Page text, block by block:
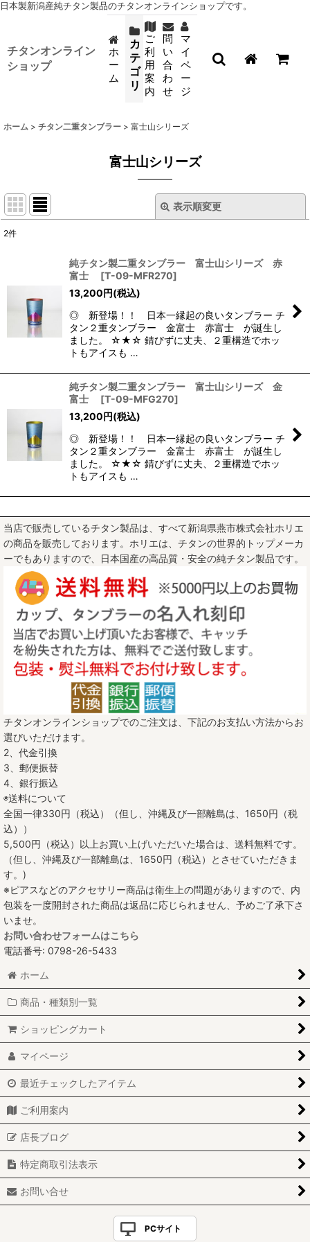
日本製新潟産純チタン製品のチタンオンラインショップです。
チタンオンライン
ショップ
ホ
ー
ム
カ
テ
ゴ
リ
ご
利
用
案
内
問
い
合
わ
せ
マ
イ
ペ
ー
ジ
ホーム > チタン二重タンブラー > 富士山シリーズ
富士山シリーズ
表示順変更
絞り込む
2件
純チタン製二重タンブラー 富士山シリーズ 赤
富士
[T-09-MFR270]
13,200円(税込)
◎ 新登場！！ 日本一縁起の良いタンブラー チ
タン２重タンブラー 金富士 赤富士 が誕生し
ました。 ☆★☆ 錆びずに丈夫、２重構造でホッ
トもアイスも …
純チタン製二重タンブラー 富士山シリーズ 金
富士
[T-09-MFG270]
13,200円(税込)
◎ 新登場！！ 日本一縁起の良いタンブラー チ
タン２重タンブラー 金富士 赤富士 が誕生し
ました。 ☆★☆ 錆びずに丈夫、２重構造でホッ
トもアイスも …
当店で販売しているチタン製品は、すべて新潟県燕市株式会社ホリエ
の商品を販売しております。ホリエは、チタンの世界的トップメーカ
ーでもありますので、日本国産の高品質・安全の純チタン製品です。
チタンオンラインショップでのご注文は、下記のお支払い方法からお
選びいただけます。
2、代金引換
3、郵便振替
4、銀行振込
◉送料について
全国一律330円（税込）（但し、沖縄及び一部離島は、1650円（税
込））
5,500円（税込）以上お買い上げいただいた場合は、送料無料です。
（但し、沖縄及び一部離島は、1650円（税込）とさせていただきま
す。)
※ピアスなどのアクセサリー商品は衛生上の問題がありますので、内
包装を一度開封された商品は返品に応じられません、予めご了承下さ
いませ。
お問い合わせフォームはこちら
電話番号: 0798-26-5433
ホーム
商品・種類別一覧
ショッピングカート
マイページ
最近チェックしたアイテム
ご利用案内
店長ブログ
特定商取引法表示
お問い合せ
PCサイト